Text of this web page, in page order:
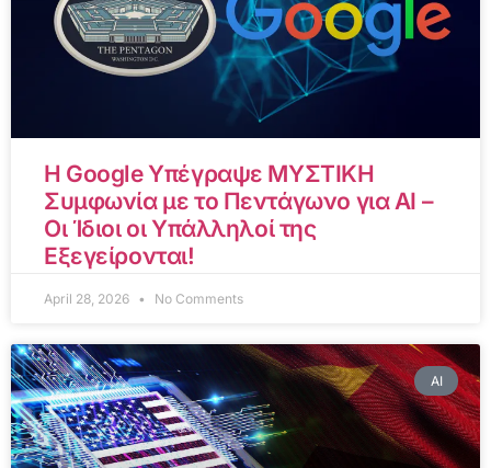
Η Google Υπέγραψε ΜΥΣΤΙΚΗ
Συμφωνία με το Πεντάγωνο για AI –
Οι Ίδιοι οι Υπάλληλοί της
Εξεγείρονται!
April 28, 2026 No Comments
AI